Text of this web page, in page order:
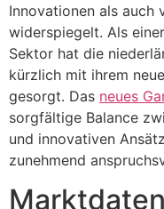
Innovationen als auch
widerspiegelt. Als
Sektor hat die
kürzlich mit ihrem
gesorgt. Das neues
sorgfältige Balance
und innovativen
zunehmend